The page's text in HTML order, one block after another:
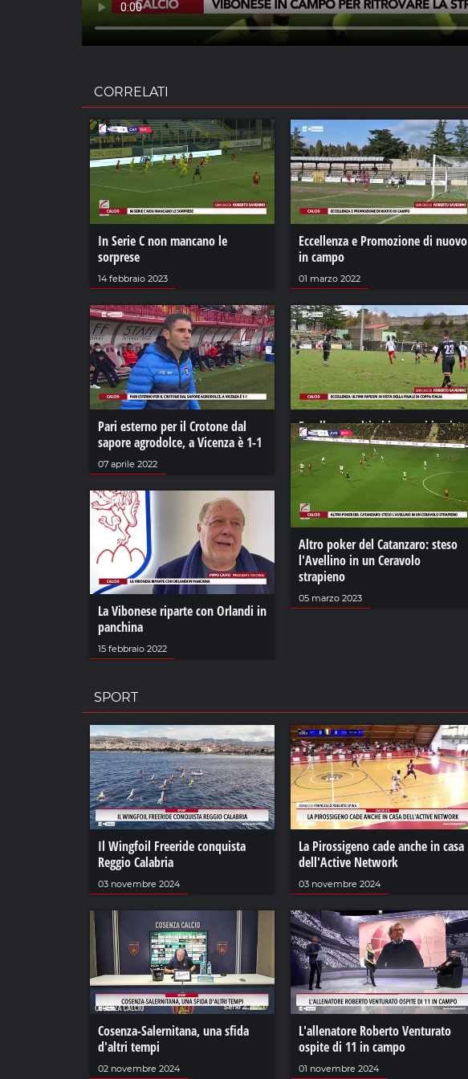
CORRELATI
In Serie C non mancano le
sorprese
14 febbraio 2023
Eccellenza e Promozione di nuovo
in campo
01 marzo 2022
Pari esterno per il Crotone dal
sapore agrodolce, a Vicenza è 1-1
07 aprile 2022
Eccellenza: ultimi impegni in vista
della finale di Coppa Italia
16 dicembre 2021
Altro poker del Catanzaro: steso
l'Avellino in un Ceravolo
strapieno
05 marzo 2023
La Vibonese riparte con Orlandi in
panchina
15 febbraio 2022
SPORT
Il Wingfoil Freeride conquista
Reggio Calabria
03 novembre 2024
La Pirossigeno cade anche in casa
dell'Active Network
03 novembre 2024
Cosenza-Salernitana, una sfida
d'altri tempi
02 novembre 2024
L'allenatore Roberto Venturato
ospite di 11 in campo
01 novembre 2024